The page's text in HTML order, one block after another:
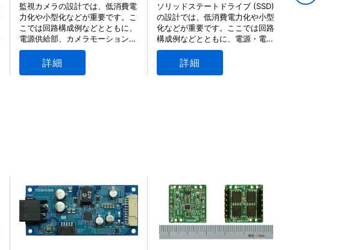
2021年3月
監視カメラの設計では、低消費電
力化や小型化などが重要です。こ
こでは回路構成例などとともに、
電源供給部、カメラモーション制
御部などに適した幅広い半導体製
品の情報を提供しています。
詳細
ソリッドステートドライブ (SSD)
の設計では、低消費電力化や小型
化などが重要です。ここでは回路
構成例などとともに、電源・電源
管理部、サージ・ESD保護回路
部、過熱監視部などに適した幅広
詳細
タブレット